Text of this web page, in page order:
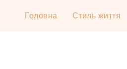
Головна Стиль життя